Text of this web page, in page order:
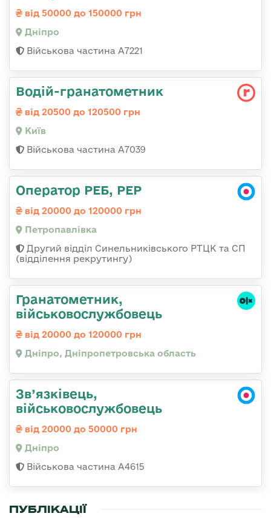
від 50000 до 150000 грн
Дніпро
Військова частина А7221
Водій-гранатометник
від 20500 до 120500 грн
Київ
Військова частина А7039
Оператор РЕБ, РЕР
від 20000 до 120000 грн
Петропавлівка
Другий відділ Синельниківського РТЦК та СП
(відділення рекрутингу)
Гранатометник,
військовослужбовець
від 20000 до 120000 грн
Дніпро, Дніпропетровська область
Зв’язківець,
військовослужбовець
від 20000 до 50000 грн
Дніпро
Військова частина А4615
ПУБЛІКАЦІЇ